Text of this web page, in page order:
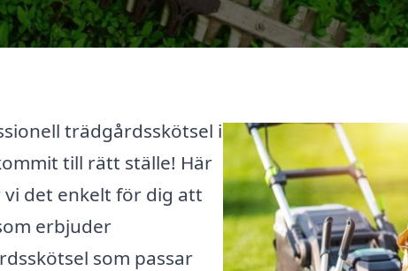
trädgårdsskötsel i
till rätt ställe! Här
det enkelt för dig att
erbjuder
som passar